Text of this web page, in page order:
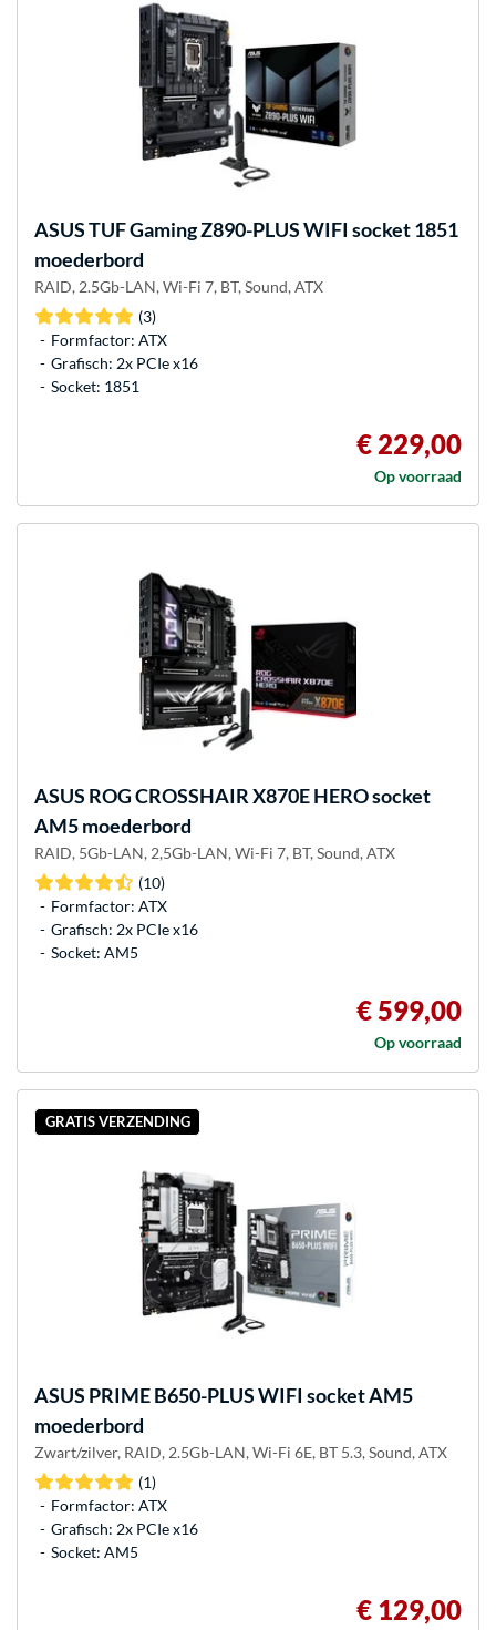
ASUSTUF Gaming Z890-PLUS WIFI socket 1851
moederbord
RAID, 2.5Gb-LAN, Wi-Fi 7, BT, Sound, ATX
(3)
Formfactor: ATX
Grafisch: 2x PCIe x16
Socket: 1851
€ 229,00
Op voorraad
ASUS ROG CROSSHAIR X870E HERO socket
AM5 moederbord
RAID, 5Gb-LAN, 2,5Gb-LAN, Wi-Fi 7, BT, Sound, ATX
(10)
Formfactor: ATX
Grafisch: 2x PCIe x16
Socket: AM5
€ 599,00
Op voorraad
GRATIS VERZENDING
ASUS PRIME B650-PLUS WIFI socket AM5
moederbord
Zwart/zilver, RAID, 2.5Gb-LAN, Wi-Fi 6E, BT 5.3, Sound, ATX
(1)
Formfactor: ATX
Grafisch: 2x PCIe x16
Socket: AM5
€ 129,00